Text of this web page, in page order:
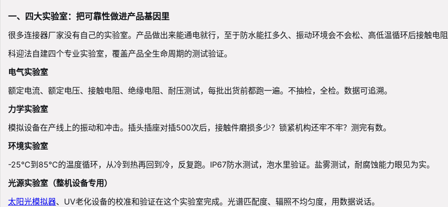
一、四大实验室：把可靠性做进产品基因里
很多连接器厂家没有自己的实验室。产品做出来能通电就行，至于防水能扛多久、振动环境会不会松、高低温循环后接触电
科迎法自建四个专业实验室，覆盖产品全生命周期的测试验证。
电气实验室
额定电流、额定电压、接触电阻、绝缘电阻、耐压测试，每批出货前都跑一遍。不抽检，全检。数据可追溯。
力学实验室
模拟设备在产线上的振动和冲击。插头插座对插500次后，接触件磨损多少？锁紧机构还牢不牢？测完有数。
环境实验室
-25℃到85℃的温度循环，从冷到热再回到冷，反复跑。IP67防水测试，泡水里验证。盐雾测试，耐腐蚀能力眼见为实。
光源实验室（整机设备专用）
太阳光模拟器、UV老化设备的校准和验证在这个实验室完成。光谱匹配度、辐照不均匀度，用数据说话。